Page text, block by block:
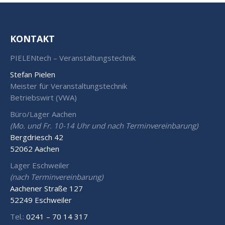
KONTAKT
PIELENtech – Veranstaltungstechnik
Stefan Pielen
Meister für Veranstaltungstechnik
Betriebswirt (VWA)
Büro/Lager Aachen
(Mo. und Fr. 10-14 Uhr und nach Terminvereinbarung)
Bergdriesch 42
52062 Aachen
Lager Eschweiler
(nach Terminvereinbarung)
Aachener Straße 127
52249 Eschweiler
Tel.: 0241 – 70 14 317